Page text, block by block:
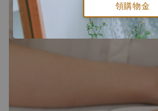
領購物金